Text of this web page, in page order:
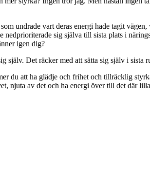
undrade vart deras energi hade tagit
sig själva till sista plats i
igen dig?
själv. Det räcker med att sätta sig själv i sista
du att ha glädje och frihet och tillräcklig
njuta av det och ha energi över till det där